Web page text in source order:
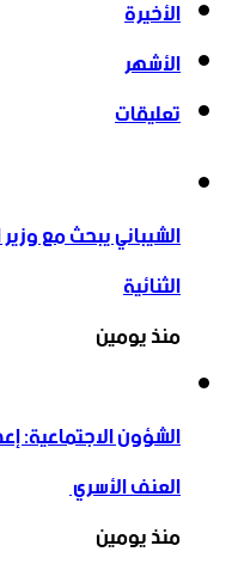
الأخيرة
الأشهر
تعليقات
الشيباني يبحث مع
الثنائية
منذ يومين
الشؤون
العنف الأسري ‏
منذ يومين